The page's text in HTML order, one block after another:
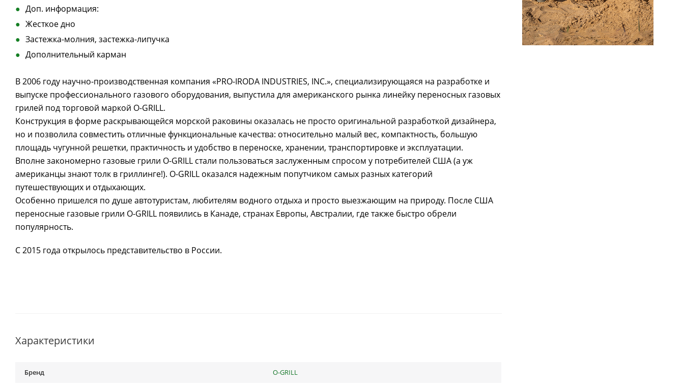
Доп. информация:
Жесткое дно
Застежка-молния, застежка-липучка
Дополнительный карман
В 2006 году научно-производственная компания «PRO-IRODA INDUSTRIES, INC.», специализирующаяся на разработке и
выпуске профессионального газового оборудования, выпустила для американского рынка линейку переносных газовых
грилей под торговой маркой O-GRILL.
Конструкция в форме раскрывающейся морской раковины оказалась не просто оригинальной разработкой дизайнера,
но и позволила совместить отличные функциональные качества: относительно малый вес, компактность, большую
площадь чугунной решетки, практичность и удобство в переноске, хранении, транспортировке и эксплуатации.
Вполне закономерно газовые грили O-GRILL стали пользоваться заслуженным спросом у потребителей США (а уж
американцы знают толк в гриллинге!). O-GRILL оказался надежным попутчиком самых разных категорий
путешествующих и отдыхающих.
Особенно пришелся по душе автотуристам, любителям водного отдыха и просто выезжающим на природу. После США
переносные газовые грили O-GRILL появились в Канаде, странах Европы, Австралии, где также быстро обрели
популярность.
С 2015 года открылось представительство в России.
Характеристики
Бренд O-GRILL